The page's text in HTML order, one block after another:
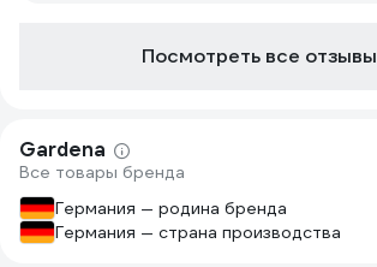
Посмотреть все отзывы
Gardena
Все товары бренда
Германия — родина бренда
Германия — страна производства